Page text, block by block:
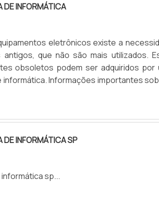
INFORMÁTICA
eletrônicos existe a
que não são mais utilizados.
obsoletos podem ser adquiridos por
Informações importantes
algumas peças que podem ser
jogá-las no lixo comum. Já que isso,...
INFORMÁTICA SP
sp...